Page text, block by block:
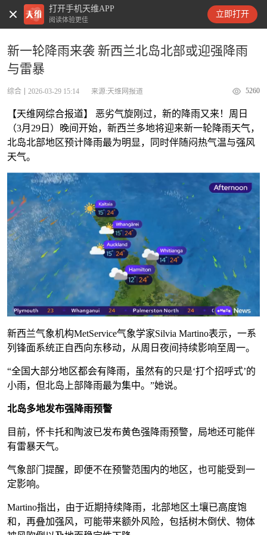
打开手机天维APP
阅读体验更佳
立即打开
天维新闻
新一轮降雨来袭 新西兰北岛北部或迎强降雨
与雷暴
综合 2026-03-29 15:14 来源:天维网报道 5260
【天维网综合报道】 恶劣气旋刚过，新的降雨又来！周日
（3月29日）晚间开始，新西兰多地将迎来新一轮降雨天气，
北岛北部地区预计降雨最为明显，同时伴随闷热气温与强风
天气。
新西兰气象机构MetService气象学家Silvia Martino表示，一系
列锋面系统正自西向东移动，从周日夜间持续影响至周一。
“全国大部分地区都会有降雨，虽然有的只是‘打个招呼式’的
小雨，但北岛上部降雨最为集中。”她说。
北岛多地发布强降雨预警
目前，怀卡托和陶波已发布黄色强降雨预警，局地还可能伴
有雷暴天气。
气象部门提醒，即便不在预警范围内的地区，也可能受到一
定影响。
Martino指出，由于近期持续降雨，北部地区土壤已高度饱
和，再叠加强风，可能带来额外风险，包括树木倒伏、物体